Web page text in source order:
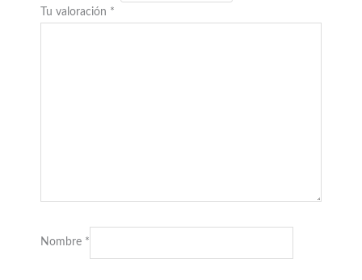
Tu valoración *
Nombre *